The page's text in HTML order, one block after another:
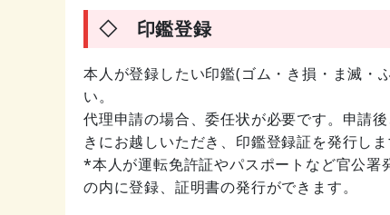
◇ 印鑑登録
本人が登録したい印鑑(ゴム・き損・ま滅・
い。
代理申請の場合、委任状が必要です。申請
きにお越しいただき、印鑑登録証を発行しま
*本人が運転免許証やパスポートなど官公署
の内に登録、証明書の発行ができます。